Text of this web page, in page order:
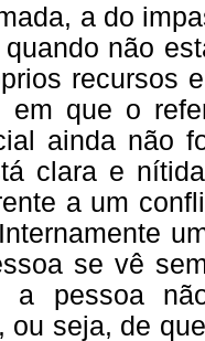
a do
não
recursos
em que o
ainda não
clara e
a um
se vê
a pessoa
ou seja, de